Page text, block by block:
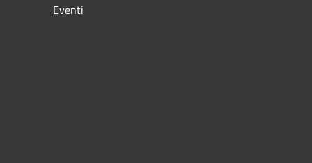
Eventi